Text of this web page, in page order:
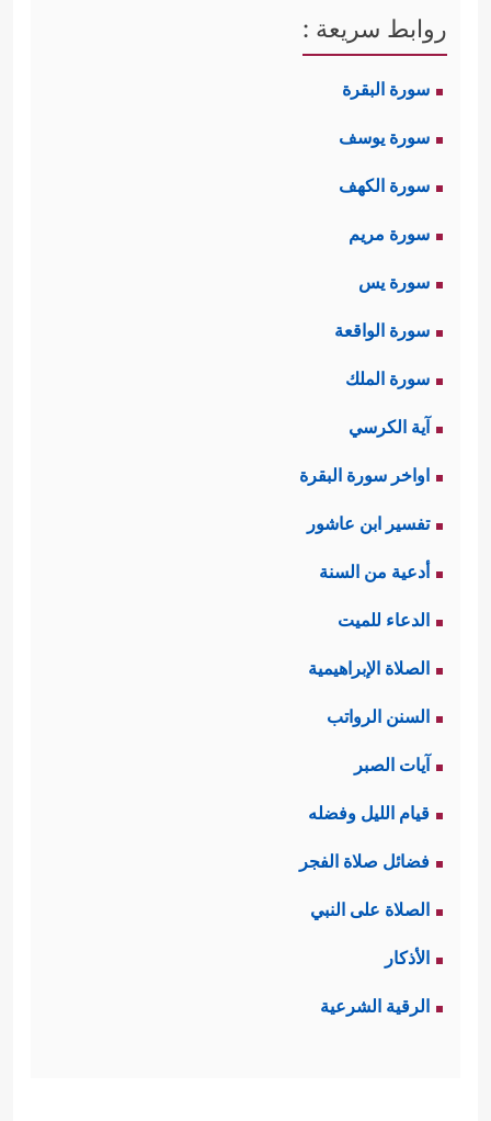
روابط سريعة :
سورة البقرة
سورة يوسف
سورة الكهف
سورة مريم
سورة يس
سورة الواقعة
سورة الملك
آية الكرسي
اواخر سورة البقرة
تفسير ابن عاشور
أدعية من السنة
الدعاء للميت
الصلاة الإبراهيمية
السنن الرواتب
آيات الصبر
قيام الليل وفضله
فضائل صلاة الفجر
الصلاة على النبي
الأذكار
الرقية الشرعية